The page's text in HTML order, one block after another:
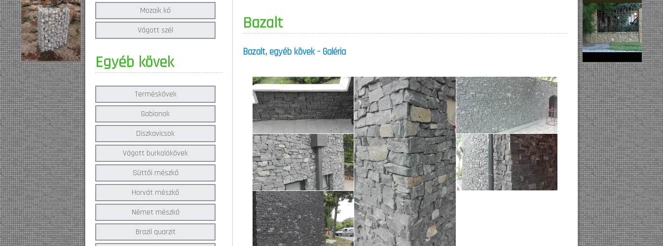
Mozaik kő
Vágott szél
Egyéb kövek
Terméskövek
Gabionok
Díszkavicsok
Vágott burkolókövek
Süttői mészkő
Horvát mészkő
Német mészkő
Brazil quarzit
Bazalt
Bazalt, egyéb kövek - Galéria